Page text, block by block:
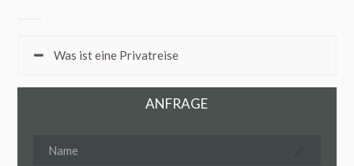
Was ist eine Privatreise
ANFRAGE